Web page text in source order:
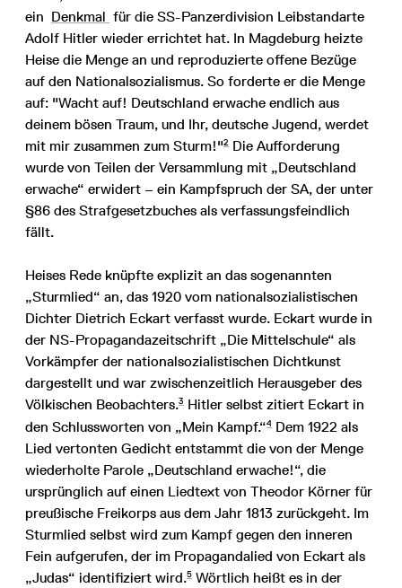
ein Denkmal für die SS-Panzerdivision Leibstandarte
Adolf Hitler wieder errichtet hat. In Magdeburg heizte
Heise die Menge an und reproduzierte offene Bezüge
auf den Nationalsozialismus. So forderte er die Menge
auf: "Wacht auf! Deutschland erwache endlich aus
deinem bösen Traum, und Ihr, deutsche Jugend, werdet
mit mir zusammen zum Sturm!"2 Die Aufforderung
wurde von Teilen der Versammlung mit „Deutschland
erwache“ erwidert – ein Kampfspruch der SA, der unter
§86 des Strafgesetzbuches als verfassungsfeindlich
fällt.
Heises Rede knüpfte explizit an das sogenannten
„Sturmlied“ an, das 1920 vom nationalsozialistischen
Dichter Dietrich Eckart verfasst wurde. Eckart wurde in
der NS-Propagandazeitschrift „Die Mittelschule“ als
Vorkämpfer der nationalsozialistischen Dichtkunst
dargestellt und war zwischenzeitlich Herausgeber des
Völkischen Beobachters.3 Hitler selbst zitiert Eckart in
den Schlussworten von „Mein Kampf.“4 Dem 1922 als
Lied vertonten Gedicht entstammt die von der Menge
wiederholte Parole „Deutschland erwache!“, die
ursprünglich auf einen Liedtext von Theodor Körner für
preußische Freikorps aus dem Jahr 1813 zurückgeht. Im
Sturmlied selbst wird zum Kampf gegen den inneren
Fein aufgerufen, der im Propagandalied von Eckart als
„Judas“ identifiziert wird.5 Wörtlich heißt es in der